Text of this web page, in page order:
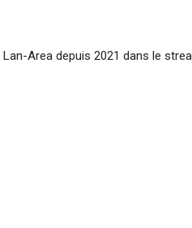
Area depuis 2021 dans le